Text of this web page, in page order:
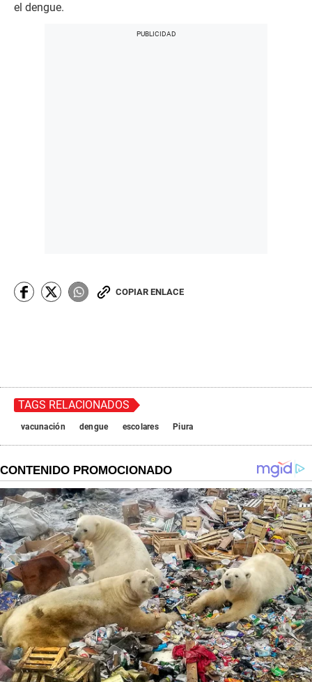
el dengue.
COPIAR ENLACE
TAGS RELACIONADOS
vacunación dengue escolares Piura